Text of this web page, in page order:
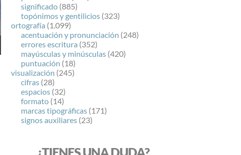
significado (885)
topónimos y gentilicios (323)
ortografía (1.099)
acentuación y pronunciación (248)
errores escritura (352)
mayúsculas y minúsculas (420)
puntuación (18)
visualización (245)
cifras (28)
espacios (32)
formato (14)
marcas tipográficas (171)
signos auxiliares (23)
¿TIENES UNA DUDA?